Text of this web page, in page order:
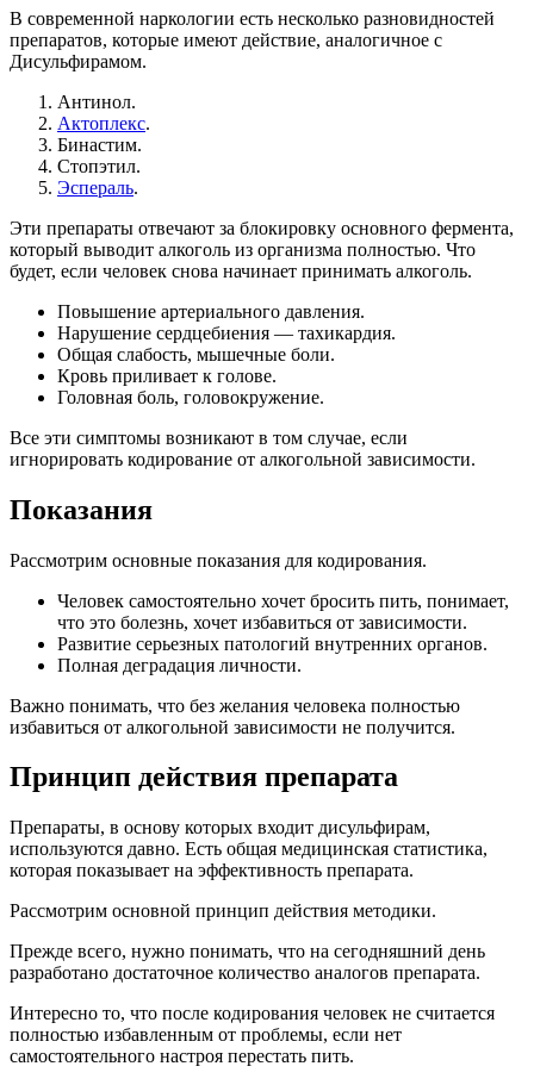
В современной наркологии есть несколько разновидностей
препаратов, которые имеют действие, аналогичное с
Дисульфирамом.
Антинол.
Актоплекс.
Бинастим.
Стопэтил.
Эспераль.
Эти препараты отвечают за блокировку основного фермента,
который выводит алкоголь из организма полностью. Что
будет, если человек снова начинает принимать алкоголь.
Повышение артериального давления.
Нарушение сердцебиения — тахикардия.
Общая слабость, мышечные боли.
Кровь приливает к голове.
Головная боль, головокружение.
Все эти симптомы возникают в том случае, если
игнорировать кодирование от алкогольной зависимости.
Показания
Рассмотрим основные показания для кодирования.
Человек самостоятельно хочет бросить пить, понимает,
что это болезнь, хочет избавиться от зависимости.
Развитие серьезных патологий внутренних органов.
Полная деградация личности.
Важно понимать, что без желания человека полностью
избавиться от алкогольной зависимости не получится.
Принцип действия препарата
Препараты, в основу которых входит дисульфирам,
используются давно. Есть общая медицинская статистика,
которая показывает на эффективность препарата.
Рассмотрим основной принцип действия методики.
Прежде всего, нужно понимать, что на сегодняшний день
разработано достаточное количество аналогов препарата.
Интересно то, что после кодирования человек не считается
полностью избавленным от проблемы, если нет
самостоятельного настроя перестать пить.